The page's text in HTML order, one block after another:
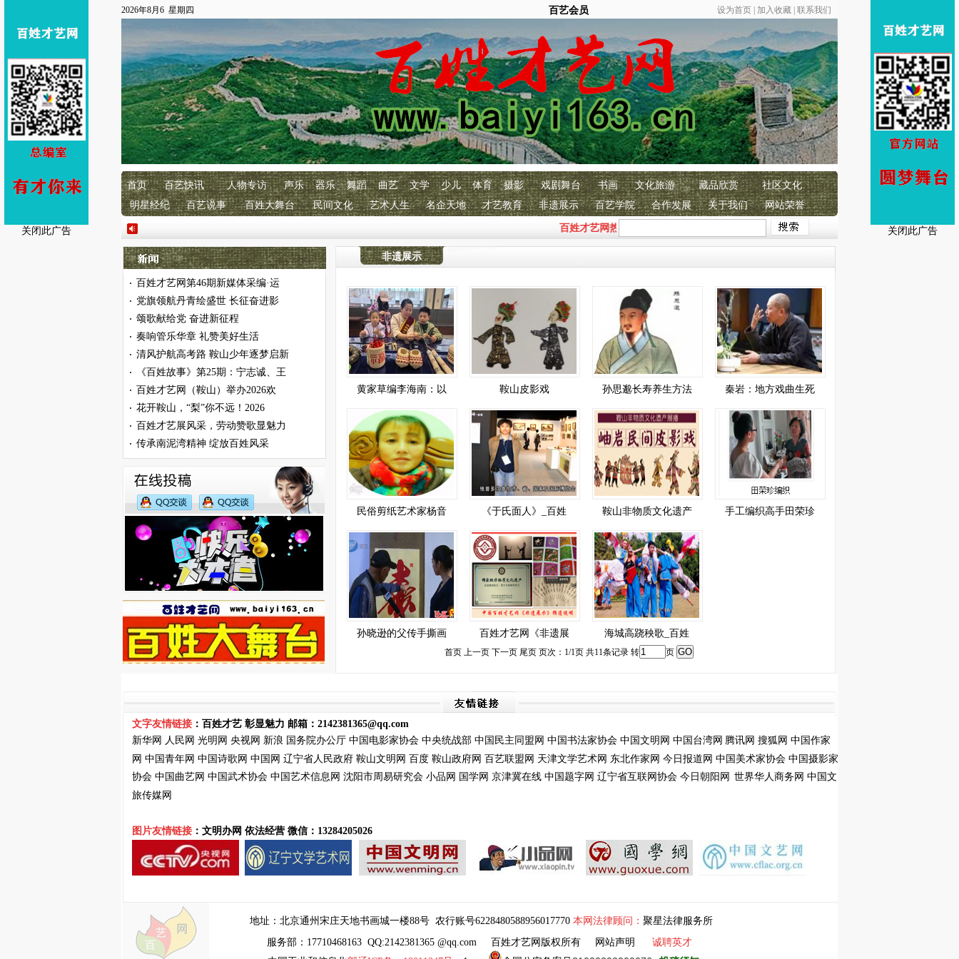
关闭此广告 关闭此广告
2026年8月6 星期四 百艺会员 设为首页 加入收藏 联系我们
首页 百艺快讯 人物专访 声乐 器乐 舞蹈 曲艺 文学 少儿 体育 摄影 戏剧舞台 书画 文化旅游 藏品欣赏
社区文化
明星经纪
百艺说事 百姓大舞台 民间文化 艺术人生 名企天地 才艺教育 非遗展示 百艺学院 合作发展 关于我们 网站荣誉
百姓才艺网热烈庆祝中国共产党成立105周年！ 恭贺百姓才艺网成立17 周年！ 百姓才艺 彰
· 百姓才艺网第46期新媒体采编·运
· 党旗领航丹青绘盛世 长征奋进影
· 颂歌献给党 奋进新征程
· 奏响管乐华章 礼赞美好生活
· 清风护航高考路 鞍山少年逐梦启新
· 《百姓故事》第25期：宁志诚、王
· 百姓才艺网（鞍山）举办2026欢
· 花开鞍山，“梨”你不远！2026
· 百姓才艺展风采，劳动赞歌显魅力
· 传承南泥湾精神 绽放百姓风采
非遗展示
黄家草编李海南：以 鞍山皮影戏 孙思邈长寿养生方法 秦岩：地方戏曲生死
民俗剪纸艺术家杨音 《于氏面人》_百姓 鞍山非物质文化遗产 手工编织高手田荣珍
孙晓逊的父传手撕画 百姓才艺网《非遗展 海城高跷秧歌_百姓
首页 上一页 下一页 尾页 页次：1/1页 共11条记录 转 页
文字友情链接 ：百姓才艺 彰显魅力 邮箱： 2142381365@qq.com
新华网 人民网 光明网 央视网 新浪 国务院办公厅 中国电影家协会 中央统战部 中国民主同盟网 中国书法家协会 中国文明网 中国台湾网 腾讯网 搜狐网 中国作家
网 中国青年网 中国诗歌网 中国网 辽宁省人民政府 鞍山文明网 百度 鞍山政府网 百艺联盟 网 天津文学艺术网 东北作家网 今日报道网 中国美术家协会 中国摄影家
协会 中国曲艺网 中国武术协会 中国艺术信息网 沈阳市周易研究会 小品网 国学网 京津冀在线 中国题字网 辽宁省互联网协会 今日朝阳网 世界华人商务网 中国文
旅传媒网
图片友情链接 ：文明办网 依法经营 微信：13284205026
地址： 北京通州宋庄天地书画城一楼88号 农行账号6228480588956017770 本网法律顾问： 聚星法律服务所
服务部：17710468163 QQ:2142381365 @qq.com
百姓才艺网版权所有 网站声明
诚聘英才